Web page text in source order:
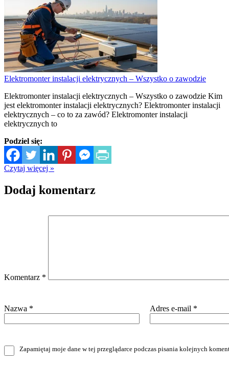
Elektromonter instalacji elektrycznych – Wszystko o zawodzie
Elektromonter instalacji elektrycznych – Wszystko o zawodzie Kim
jest elektromonter instalacji elektrycznych? Elektromonter instalacji
elektrycznych – co to za zawód? Elektromonter instalacji
elektrycznych to
Podziel się:
Czytaj więcej »
Dodaj komentarz
Komentarz *
Nazwa * Adres e-mail *
Zapamiętaj moje dane w tej przeglądarce podczas pisania kolejnych